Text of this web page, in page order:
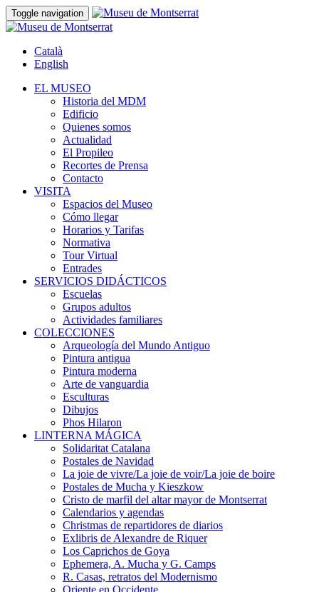
Toggle navigation
Català
English
EL MUSEO
Historia del MDM
Edificio
Quienes somos
Actualidad
El Propileo
Recortes de Prensa
Contacto
VISITA
Espacios del Museo
Cómo llegar
Horarios y Tarifas
Normativa
Tour Virtual
Entrades
SERVICIOS DIDÁCTICOS
Escuelas
Grupos adultos
Actividades familiares
COLECCIONES
Arqueología del Mundo Antiguo
Pintura antigua
Pintura moderna
Arte de vanguardia
Esculturas
Dibujos
Phos Hilaron
LINTERNA MÁGICA
Solidaritat Catalana
Postales de Navidad
La joie de vivre/La joie de voir/La joie de boire
Postales de Mucha y Kieszkow
Cristo de marfil del altar mayor de Montserrat
Calendarios y agendas
Christmas de repartidores de diarios
Exlibris de Alexandre de Riquer
Los Caprichos de Goya
Ephemera, A. Mucha y G. Camps
R. Casas, retratos del Modernismo
Oriente en Occidente